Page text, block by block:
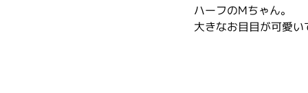
ハーフのMちゃん。
大きなお目目が可愛い